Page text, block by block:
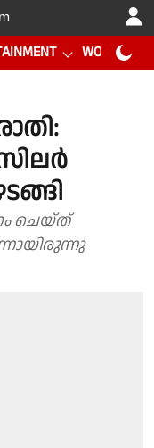
WORLD CUP
ചെയ്ത്